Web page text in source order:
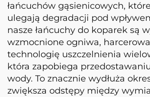
łańcuchów gąsienicowych,
ulegają degradacji pod
nasze łańcuchy do koparek są
wzmocnione ogniwa,
technologię uszczelnienia
która zapobiega
wody. To znacznie wydłuża
zwiększa odstępy między